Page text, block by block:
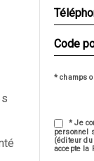
* champs
* Je
personnel
(éditeur
accepte la